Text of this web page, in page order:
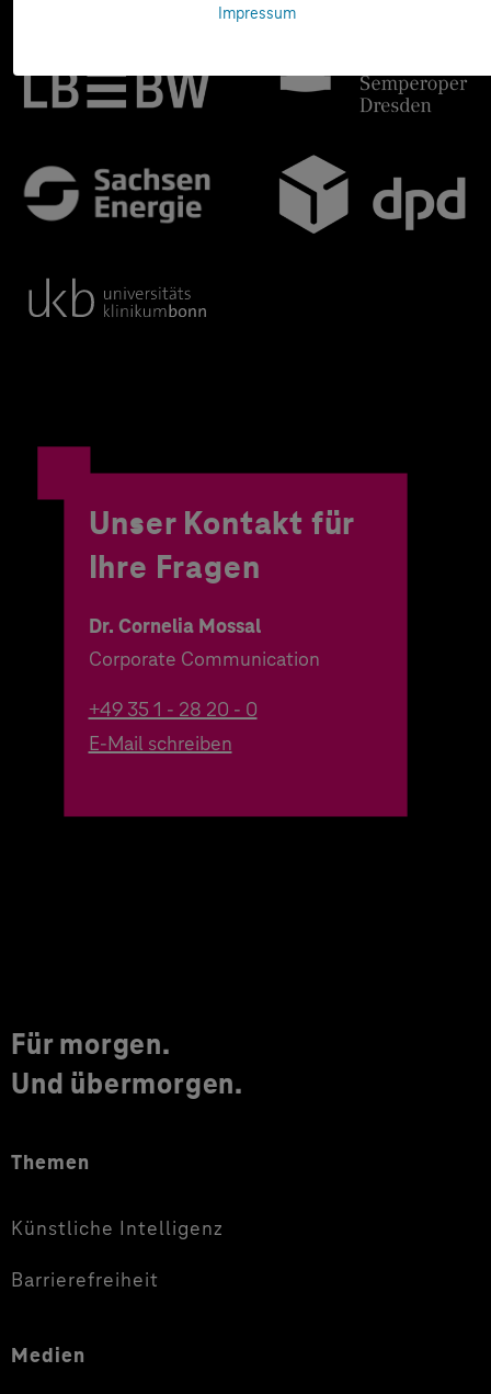
Impressum
Unser Kontakt für
Ihre Fragen
Dr. Cornelia Mossal
Corporate Communication
+49 35 1 - 28 20 - 0
E-Mail schreiben
Für morgen.
Und übermorgen.
Themen
Künstliche Intelligenz
Barrierefreiheit
Medien